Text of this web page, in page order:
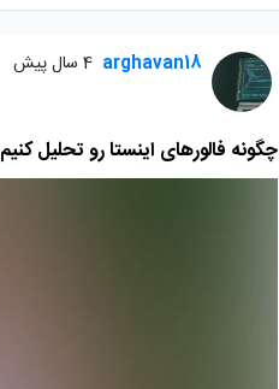
arghavan18 4 سال پیش
چگونه فالورهای اینستا رو تحلیل کنیم